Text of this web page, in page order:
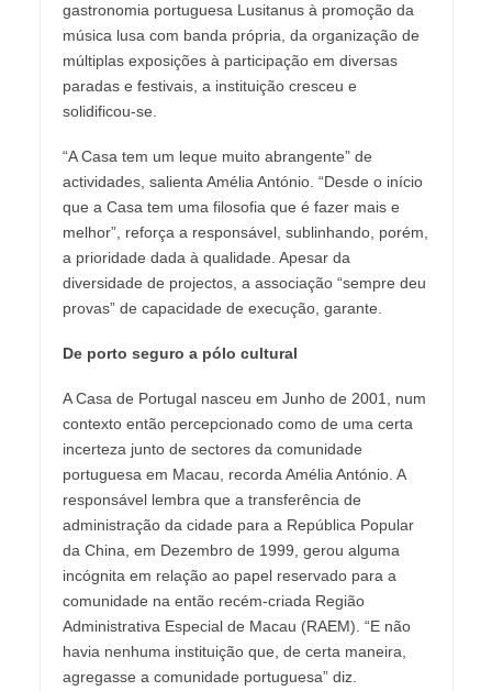
gastronomia portuguesa Lusitanus à promoção da
música lusa com banda própria, da organização de
múltiplas exposições à participação em diversas
paradas e festivais, a instituição cresceu e
solidificou-se.
“A Casa tem um leque muito abrangente” de
actividades, salienta Amélia António. “Desde o início
que a Casa tem uma filosofia que é fazer mais e
melhor”, reforça a responsável, sublinhando, porém,
a prioridade dada à qualidade. Apesar da
diversidade de projectos, a associação “sempre deu
provas” de capacidade de execução, garante.
De porto seguro a pólo cultural
A Casa de Portugal nasceu em Junho de 2001, num
contexto então percepcionado como de uma certa
incerteza junto de sectores da comunidade
portuguesa em Macau, recorda Amélia António. A
responsável lembra que a transferência de
administração da cidade para a República Popular
da China, em Dezembro de 1999, gerou alguma
incógnita em relação ao papel reservado para a
comunidade na então recém-criada Região
Administrativa Especial de Macau (RAEM). “E não
havia nenhuma instituição que, de certa maneira,
agregasse a comunidade portuguesa” diz.